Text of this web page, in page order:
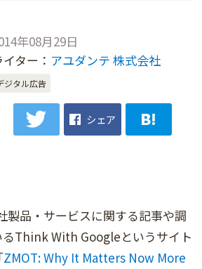
年08月29日
イター： アユダンテ 株式会社
ジタル広告
シェア
製品・サービスに関する記事や調
るThink With Googleというサイト
ZMOT: Why It Matters Now More